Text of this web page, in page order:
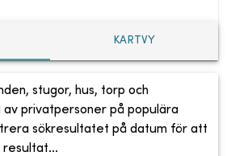
KARTVY
stugor, hus, torp och
privatpersoner på populära
sökresultatet på datum för att